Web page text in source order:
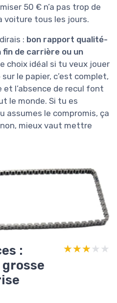
50 € n’a pas trop de
voiture tous les jours.
: bon rapport qualité-
de carrière ou un
choix idéal si tu veux jouer
le papier, c’est complet,
et l’absence de recul font
le monde. Si tu es
assumes le compromis, ça
mieux vaut mettre
:
★★★★★
★★★★★